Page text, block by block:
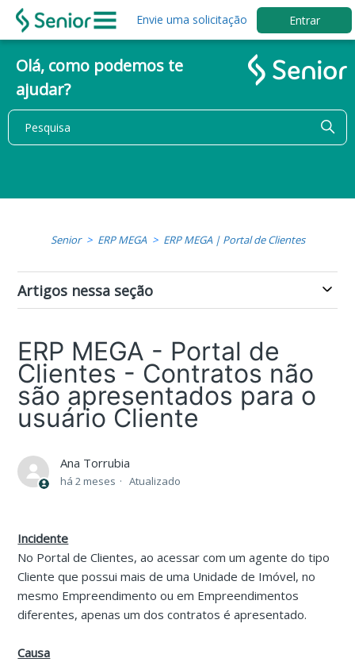
Envie uma solicitação Entrar
Olá, como podemos te
ajudar?
Senior ERP MEGA ERP MEGA | Portal de Clientes
Artigos nessa seção
ERP MEGA - Portal de
Clientes - Contratos não
são apresentados para o
usuário Cliente
Ana Torrubia
há 2 meses Atualizado
Incidente
No Portal de Clientes, ao acessar com um agente do tipo
Cliente que possui mais de uma Unidade de Imóvel, no
mesmo Empreendimento ou em Empreendimentos
diferentes, apenas um dos contratos é apresentado.
Causa